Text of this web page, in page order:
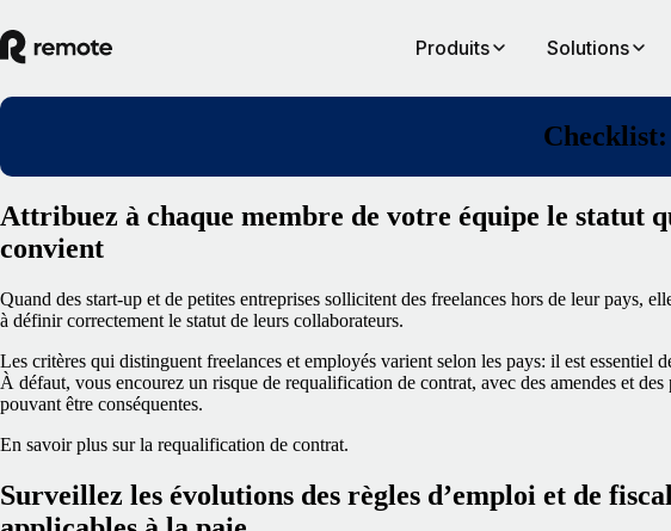
Produits Solutions
Attribuez à chaque membre de votre équipe le statut
convient
Quand des start-up et de petites entreprises sollicitent des freelances hors de leur pays,
à définir correctement le statut de leurs collaborateurs.
Les critères qui distinguent freelances et employés varient selon les pays: il est essentiel
À défaut, vous encourez un risque de requalification de contrat, avec des amendes et des
pouvant être conséquentes.
En savoir plus sur la requalification de contrat.
Surveillez les évolutions des règles d’emploi et de